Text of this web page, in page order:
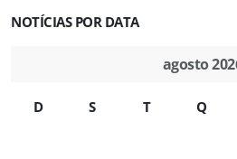
NOTÍCIAS POR DATA
agosto
D S T Q